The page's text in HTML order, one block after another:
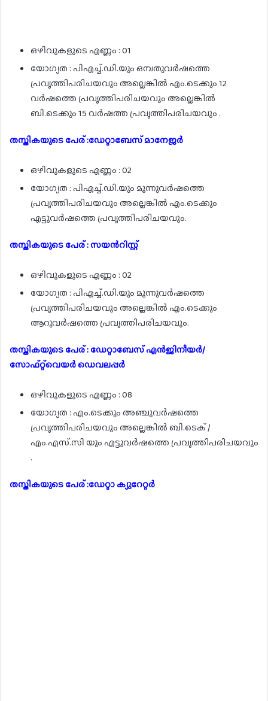
ഒഴിവുകളുടെ എണ്ണം : 01
യോഗ്യത : പിഎച്ച്.ഡി.യും ഒമ്പതുവർഷത്തെ
പ്രവൃത്തിപരിചയവും അല്ലെങ്കിൽ എം.ടെക്കും 12
വർഷത്തെ പ്രവൃത്തിപരിചയവും അല്ലെങ്കിൽ
ബി.ടെക്കും 15 വർഷത്ത പ്രവൃത്തിപരിചയവും .
തസ്തികയുടെ പേര് :ഡേറ്റാബേസ് മാനേജർ
ഒഴിവുകളുടെ എണ്ണം : 02
യോഗ്യത : പിഎച്ച്.ഡി.യും മൂന്നുവർഷത്തെ
പ്രവൃത്തിപരിചയവും അല്ലെങ്കിൽ എം.ടെക്കും
എട്ടുവർഷത്തെ പ്രവൃത്തിപരിചയവും.
തസ്തികയുടെ പേര് : സയൻറിസ്റ്റ്
ഒഴിവുകളുടെ എണ്ണം : 02
യോഗ്യത : പിഎച്ച്.ഡി.യും മൂന്നുവർഷത്തെ
പ്രവൃത്തിപരിചയവും അല്ലെങ്കിൽ എം.ടെക്കും
ആറുവർഷത്തെ പ്രവൃത്തിപരിചയവും.
തസ്തികയുടെ പേര് : ഡേറ്റാബേസ് എൻജിനീയർ/
സോഫ്റ്റ്‌വെയർ ഡെവലപ്പർ
ഒഴിവുകളുടെ എണ്ണം : 08
യോഗ്യത : എം.ടെക്കും അഞ്ചുവർഷത്തെ
പ്രവൃത്തിപരിചയവും അല്ലെങ്കിൽ ബി.ടെക് /
എം.എസ്.സി യും എട്ടുവർഷത്തെ പ്രവൃത്തിപരിചയവും
.
തസ്തികയുടെ പേര് :ഡേറ്റാ ക്യുറേറ്റർ